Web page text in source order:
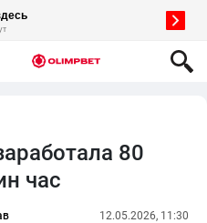
80
час
12.05.2026, 11:30